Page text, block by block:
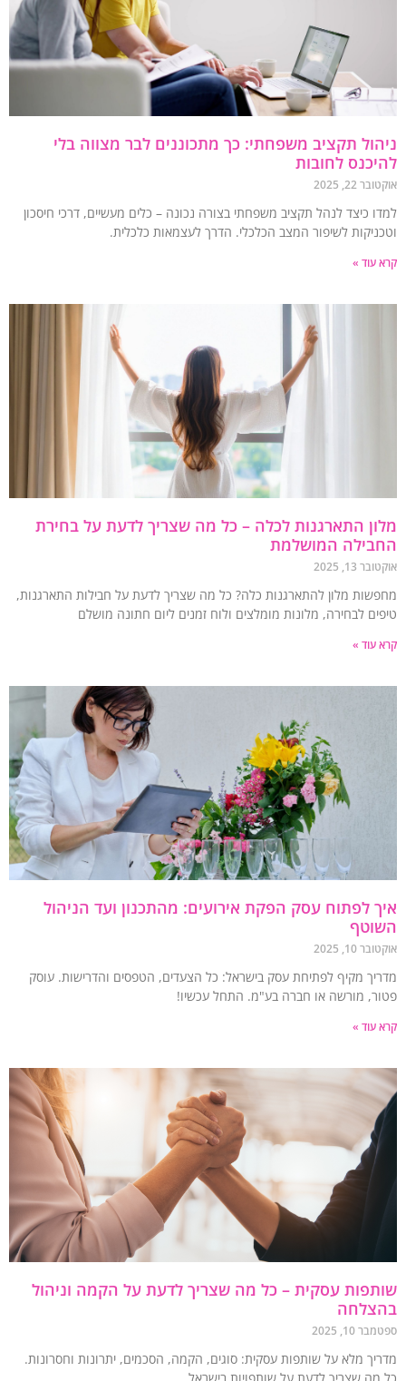
תקציב משפחתי: כך מתכוננים לבר מצווה בלי
לחובות
22, 2025
כיצד לנהל תקציב משפחתי בצורה נכונה – כלים מעשיים, דרכי חיסכון
לשיפור המצב הכלכלי. הדרך לעצמאות כלכלית.
עוד »
התארגנות לכלה – כל מה שצריך לדעת על בחירת
המושלמת
13, 2025
מלון להתארגנות כלה? כל מה שצריך לדעת על חבילות התארגנות,
לבחירה, מלונות מומלצים ולוח זמנים ליום חתונה מושלם
עוד »
לפתוח עסק הפקת אירועים: מהתכנון ועד הניהול
10, 2025
מקיף לפתיחת עסק בישראל: כל הצעדים, הטפסים והדרישות. עוסק
מורשה או חברה בע"מ. התחל עכשיו!
עוד »
עסקית – כל מה שצריך לדעת על הקמה וניהול
10, 2025
מלא על שותפות עסקית: סוגים, הקמה, הסכמים, יתרונות וחסרונות.